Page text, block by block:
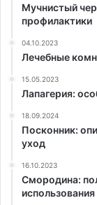
Мучнистый
профилактики
04.10.2023
Лечебные
15.05.2023
Лапагерия:
18.09.2024
Посконник:
уход
16.10.2023
Смородина:
использования